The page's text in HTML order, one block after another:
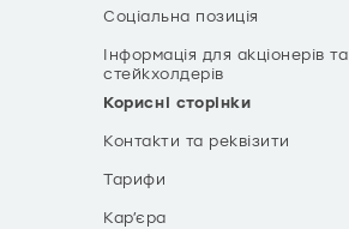
Соціальна позиція
Інформація для акціонерів та
стейкхолдерів
Корисні сторінки
Контакти та реквізити
Тарифи
Кар’єра